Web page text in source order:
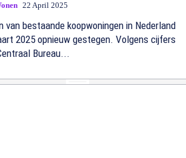
22 April 2025
van bestaande koopwoningen in Nederland
2025 opnieuw gestegen. Volgens cijfers
Bureau...